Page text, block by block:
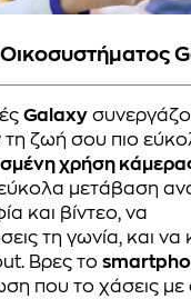
Οικοσυστήματος
Galaxy
ζωή σου πιο
χρήση
εύκολα μετάβαση
και βίντεο, να
τη γωνία, και να
Βρες το
που το χάσεις με